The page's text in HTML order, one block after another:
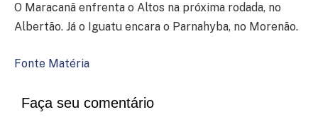
O Maracanã enfrenta o Altos na próxima rodada, no
Albertão. Já o Iguatu encara o Parnahyba, no Morenão.
Fonte Matéria
Faça seu comentário